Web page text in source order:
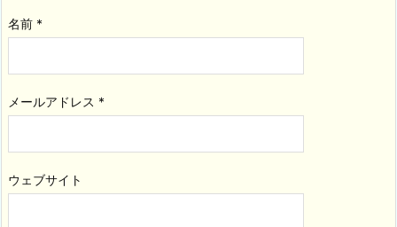
名前 *
メールアドレス *
ウェブサイト